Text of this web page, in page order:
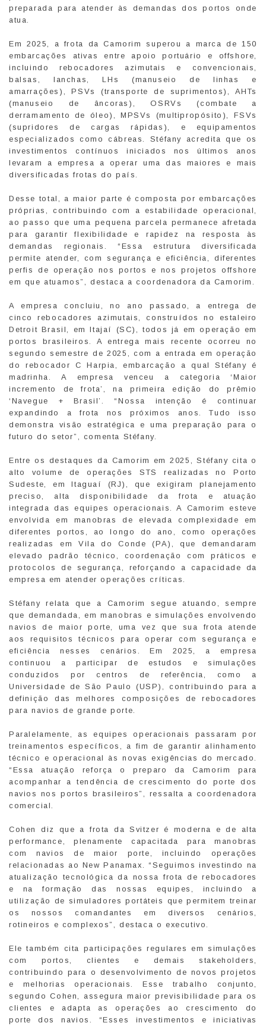
preparada para atender às demandas dos portos onde
atua.
Em 2025, a frota da Camorim superou a marca de 150
embarcações ativas entre apoio portuário e offshore,
incluindo rebocadores azimutais e convencionais,
balsas, lanchas, LHs (manuseio de linhas e
amarrações), PSVs (transporte de suprimentos), AHTs
(manuseio de âncoras), OSRVs (combate a
derramamento de óleo), MPSVs (multipropósito), FSVs
(supridores de cargas rápidas), e equipamentos
especializados como cábreas. Stéfany acredita que os
investimentos contínuos iniciados nos últimos anos
levaram a empresa a operar uma das maiores e mais
diversificadas frotas do país.
Desse total, a maior parte é composta por embarcações
próprias, contribuindo com a estabilidade operacional,
ao passo que uma pequena parcela permanece afretada
para garantir flexibilidade e rapidez na resposta às
demandas regionais. “Essa estrutura diversificada
permite atender, com segurança e eficiência, diferentes
perfis de operação nos portos e nos projetos offshore
em que atuamos”, destaca a coordenadora da Camorim.
A empresa concluiu, no ano passado, a entrega de
cinco rebocadores azimutais, construídos no estaleiro
Detroit Brasil, em Itajaí (SC), todos já em operação em
portos brasileiros. A entrega mais recente ocorreu no
segundo semestre de 2025, com a entrada em operação
do rebocador C Harpia, embarcação a qual Stéfany é
madrinha. A empresa venceu a categoria ‘Maior
incremento de frota’, na primeira edição do prêmio
‘Navegue + Brasil’. “Nossa intenção é continuar
expandindo a frota nos próximos anos. Tudo isso
demonstra visão estratégica e uma preparação para o
futuro do setor”, comenta Stéfany.
Entre os destaques da Camorim em 2025, Stéfany cita o
alto volume de operações STS realizadas no Porto
Sudeste, em Itaguaí (RJ), que exigiram planejamento
preciso, alta disponibilidade da frota e atuação
integrada das equipes operacionais. A Camorim esteve
envolvida em manobras de elevada complexidade em
diferentes portos, ao longo do ano, como operações
realizadas em Vila do Conde (PA), que demandaram
elevado padrão técnico, coordenação com práticos e
protocolos de segurança, reforçando a capacidade da
empresa em atender operações críticas.
Stéfany relata que a Camorim segue atuando, sempre
que demandada, em manobras e simulações envolvendo
navios de maior porte, uma vez que sua frota atende
aos requisitos técnicos para operar com segurança e
eficiência nesses cenários. Em 2025, a empresa
continuou a participar de estudos e simulações
conduzidos por centros de referência, como a
Universidade de São Paulo (USP), contribuindo para a
definição das melhores composições de rebocadores
para navios de grande porte.
Paralelamente, as equipes operacionais passaram por
treinamentos específicos, a fim de garantir alinhamento
técnico e operacional às novas exigências do mercado.
“Essa atuação reforça o preparo da Camorim para
acompanhar a tendência de crescimento do porte dos
navios nos portos brasileiros”, ressalta a coordenadora
comercial.
Cohen diz que a frota da Svitzer é moderna e de alta
performance, plenamente capacitada para manobras
com navios de maior porte, incluindo operações
relacionadas ao New Panamax. “Seguimos investindo na
atualização tecnológica da nossa frota de rebocadores
e na formação das nossas equipes, incluindo a
utilização de simuladores portáteis que permitem treinar
os nossos comandantes em diversos cenários,
rotineiros e complexos”, destaca o executivo.
Ele também cita participações regulares em simulações
com portos, clientes e demais stakeholders,
contribuindo para o desenvolvimento de novos projetos
e melhorias operacionais. Esse trabalho conjunto,
segundo Cohen, assegura maior previsibilidade para os
clientes e adapta as operações ao crescimento do
porte dos navios. “Esses investimentos e iniciativas